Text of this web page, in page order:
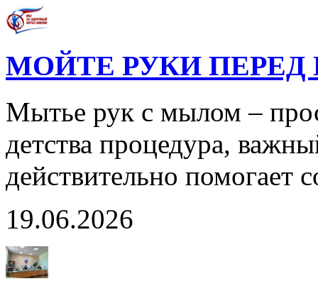
МОЙТЕ РУКИ ПЕРЕД
Мытье рук с мылом –
детства процедура,
действительно помогает
19.06.2026